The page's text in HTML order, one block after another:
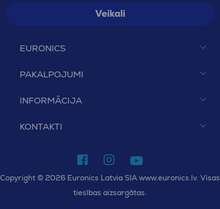
EURONICS
PAKALPOJUMI
INFORMĀCIJA
KONTAKTI
Veikali
Copyright © 2026 Euronics Latvia SIA www.euronics.lv. Visas
tiesības aizsargātas.